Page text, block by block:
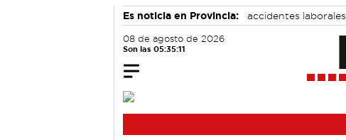
Es noticia en Provincia: accidentes laborales
08 de agosto de 2026
Son las 05:35:11